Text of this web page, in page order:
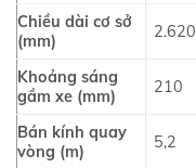
Chiều dài cơ sở
(mm)
2.620
Khoảng sáng
gầm xe (mm)
210
Bán kính quay
vòng (m)
5,2